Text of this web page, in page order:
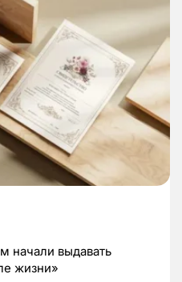
начали выдавать
жизни»